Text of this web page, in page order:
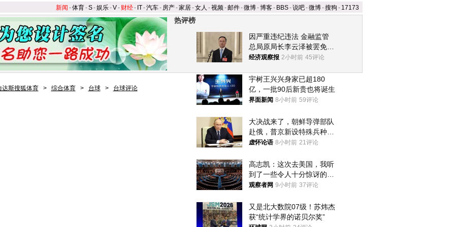
新闻 -体育-S-娱乐-V- 财经- IT-汽车- 房产-家居-女人 -视频-邮件-微博-博客- BBS-说吧-微博-搜狗 - 17173
热评榜
因严重违纪违法 金融监管
总局原局长李云泽被罢免全
国人大代表
经济观察报 2小时前 45评论
宇树王兴兴身家已超180
亿，一批90后新贵也将诞生
界面新闻 8小时前 59评论
大决战来了，朝鲜导弹部队
赴俄，普京新设特殊兵种，
76岁老将扛旗
虚怀论语 8小时前 21评论
高志凯：这次去美国，我听
到了一些令人十分惊讶的消
息
观察者网 9小时前 37评论
又是北大数院07级！苏炜杰
获“统计学界的诺贝尔奖”
达斯搜狐体育 > 综合体育 > 台球 > 台球评论